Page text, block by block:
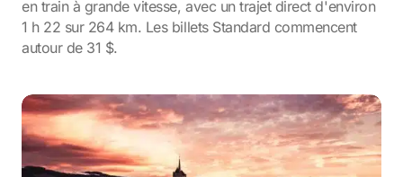
en train à grande vitesse, avec un trajet direct d'environ
1 h 22 sur 264 km. Les billets Standard commencent
autour de 31 $.